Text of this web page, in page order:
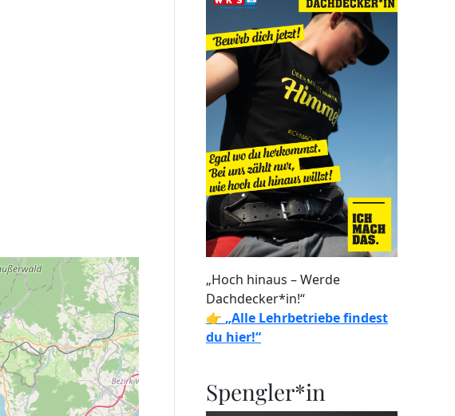
„Hoch hinaus – Werde
Dachdecker*in!“
👉 „Alle Lehrbetriebe findest
du hier!“
Spengler*in